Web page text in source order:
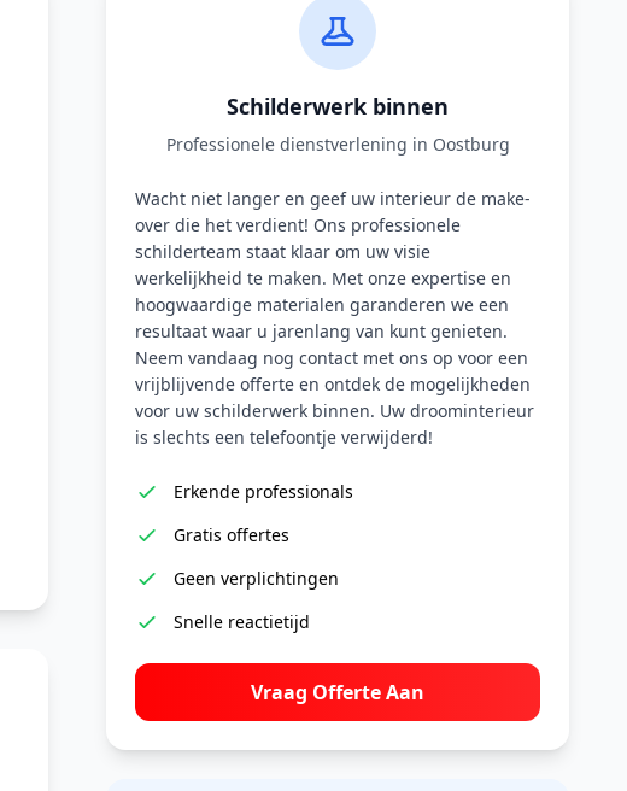
Schilderwerk binnen
Professionele dienstverlening in Oostburg
Wacht niet langer en geef uw interieur de make-
over die het verdient! Ons professionele
schilderteam staat klaar om uw visie
werkelijkheid te maken. Met onze expertise en
hoogwaardige materialen garanderen we een
resultaat waar u jarenlang van kunt genieten.
Neem vandaag nog contact met ons op voor een
vrijblijvende offerte en ontdek de mogelijkheden
voor uw schilderwerk binnen. Uw droominterieur
is slechts een telefoontje verwijderd!
Erkende professionals
Gratis offertes
Geen verplichtingen
Snelle reactietijd
Vraag Offerte Aan